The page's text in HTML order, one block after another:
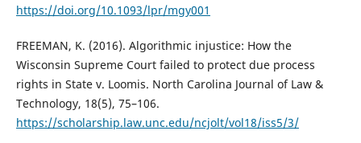
https://doi.org/10.1093/lpr/mgy001
FREEMAN, K. (2016). Algorithmic injustice: How the
Wisconsin Supreme Court failed to protect due process
rights in State v. Loomis. North Carolina Journal of Law &
Technology, 18(5), 75–106.
https://scholarship.law.unc.edu/ncjolt/vol18/iss5/3/